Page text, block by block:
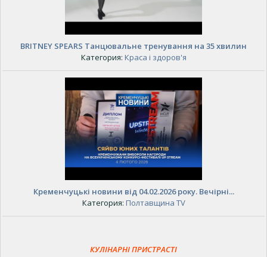
BRITNEY SPEARS Танцювальне тренування на 35 хвилин
Категория: Краса і здоров'я
Кременчуцькі новини від 04.02.2026 року. Вечірні...
Категория: Полтавщина TV
КУЛІНАРНІ ПРИСТРАСТІ